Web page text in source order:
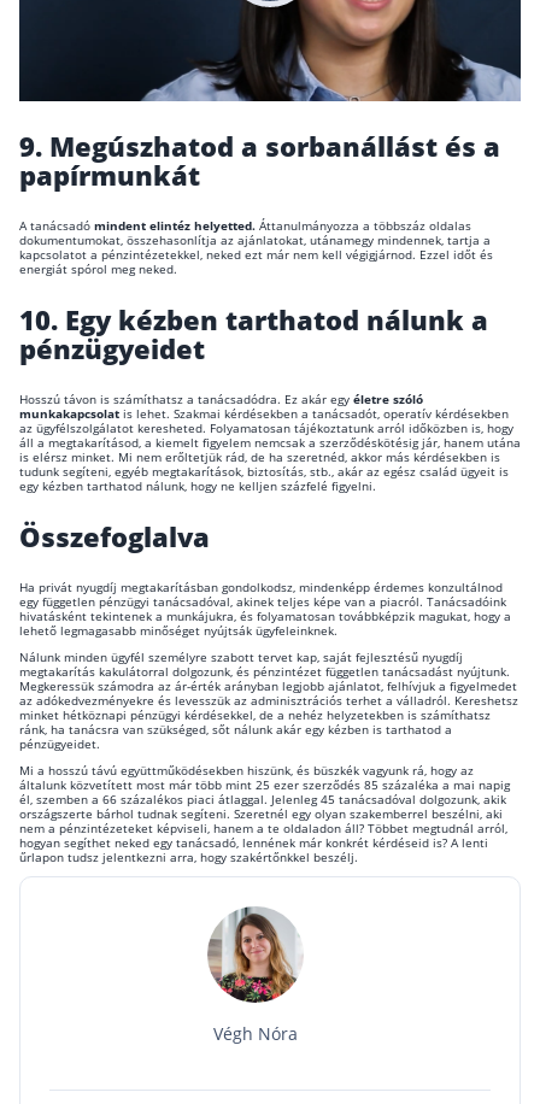
9. Megúszhatod a sorbanállást és a
papírmunkát
A tanácsadó mindent elintéz helyetted. Áttanulmányozza a többszáz oldalas
dokumentumokat, összehasonlítja az ajánlatokat, utánamegy mindennek, tartja a
kapcsolatot a pénzintézetekkel, neked ezt már nem kell végigjárnod. Ezzel időt és
energiát spórol meg neked.
10. Egy kézben tarthatod nálunk a
pénzügyeidet
Hosszú távon is számíthatsz a tanácsadódra. Ez akár egy életre szóló
munkakapcsolat is lehet. Szakmai kérdésekben a tanácsadót, operatív kérdésekben
az ügyfélszolgálatot keresheted. Folyamatosan tájékoztatunk arról időközben is, hogy
áll a megtakarításod, a kiemelt figyelem nemcsak a szerződéskötésig jár, hanem utána
is elérsz minket. Mi nem erőltetjük rád, de ha szeretnéd, akkor más kérdésekben is
tudunk segíteni, egyéb megtakarítások, biztosítás, stb., akár az egész család ügyeit is
egy kézben tarthatod nálunk, hogy ne kelljen százfelé figyelni.
Összefoglalva
Ha privát nyugdíj megtakarításban gondolkodsz, mindenképp érdemes konzultálnod
egy független pénzügyi tanácsadóval, akinek teljes képe van a piacról. Tanácsadóink
hivatásként tekintenek a munkájukra, és folyamatosan továbbképzik magukat, hogy a
lehető legmagasabb minőséget nyújtsák ügyfeleinknek.
Nálunk minden ügyfél személyre szabott tervet kap, saját fejlesztésű nyugdíj
megtakarítás kakulátorral dolgozunk, és pénzintézet független tanácsadást nyújtunk.
Megkeressük számodra az ár-érték arányban legjobb ajánlatot, felhívjuk a figyelmedet
az adókedvezményekre és levesszük az adminisztrációs terhet a válladról. Kereshetsz
minket hétköznapi pénzügyi kérdésekkel, de a nehéz helyzetekben is számíthatsz
ránk, ha tanácsra van szükséged, sőt nálunk akár egy kézben is tarthatod a
pénzügyeidet.
Mi a hosszú távú együttműködésekben hiszünk, és büszkék vagyunk rá, hogy az
általunk közvetített most már több mint 25 ezer szerződés 85 százaléka a mai napig
él, szemben a 66 százalékos piaci átlaggal. Jelenleg 45 tanácsadóval dolgozunk, akik
országszerte bárhol tudnak segíteni. Szeretnél egy olyan szakemberrel beszélni, aki
nem a pénzintézeteket képviseli, hanem a te oldaladon áll? Többet megtudnál arról,
hogyan segíthet neked egy tanácsadó, lennének már konkrét kérdéseid is? A lenti
űrlapon tudsz jelentkezni arra, hogy szakértőnkkel beszélj.
Végh Nóra